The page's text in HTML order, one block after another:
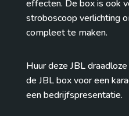
effecten. De box is ook
stroboscoop verlichting
compleet te maken.
Huur deze JBL
de JBL box voor een
een bedrijfspresentatie.